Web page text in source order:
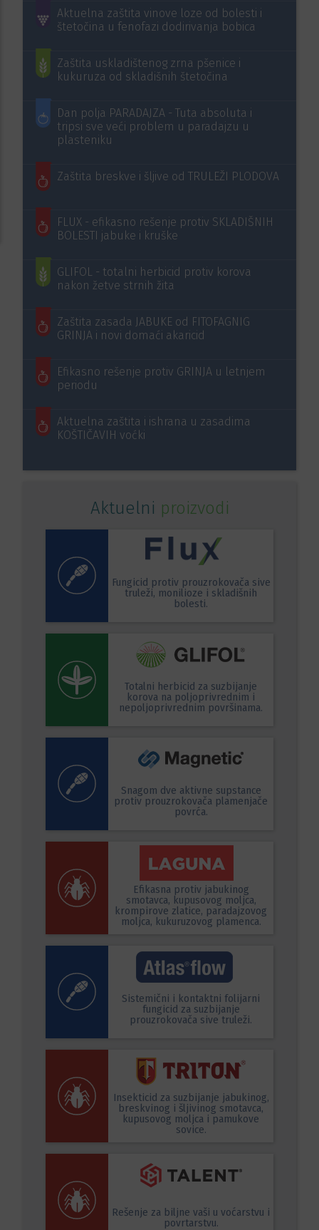
Aktuelna zaštita vinove loze od bolesti i
štetočina u fenofazi dodirivanja bobica
Zaštita uskladištenog zrna pšenice i
kukuruza od skladišnih štetočina
Dan polja PARADAJZA - Tuta absoluta i
tripsi sve veći problem u paradajzu u
plasteniku
Zaštita breskve i šljive od TRULEŽI PLODOVA
FLUX - efikasno rešenje protiv SKLADIŠNIH
BOLESTI jabuke i kruške
GLIFOL - totalni herbicid protiv korova
nakon žetve strnih žita
Zaštita zasada JABUKE od FITOFAGNIG
GRINJA i novi domaći akaricid
Efikasno rešenje protiv GRINJA u letnjem
periodu
Aktuelna zaštita i ishrana u zasadima
KOŠTIČAVIH voćki
Aktuelni proizvodi
Fungicid protiv prouzrokovača sive
truleži, monilioze i skladišnih
bolesti.
Totalni herbicid za suzbijanje
korova na poljoprivrednim i
nepoljoprivrednim površinama.
Snagom dve aktivne supstance
protiv prouzrokovača plamenjače
povrća.
Efikasna protiv jabukinog
smotavca, kupusovog moljca,
krompirove zlatice, paradajzovog
moljca, kukuruzovog plamenca.
Sistemični i kontaktni folijarni
fungicid za suzbijanje
prouzrokovača sive truleži.
Insekticid za suzbijanje jabukinog,
breskvinog i šljivinog smotavca,
kupusovog moljca i pamukove
sovice.
Rešenje za biljne vaši u voćarstvu i
povrtarstvu.